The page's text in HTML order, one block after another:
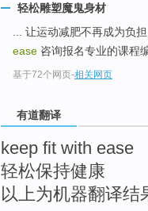
轻松雕塑魔鬼身材
... 让运动减肥不再成为负
ease 咨询报名专业的课程
基于72个网页-相关网页
有道翻译
keep fit with ease
轻松保持健康
以上为机器翻译